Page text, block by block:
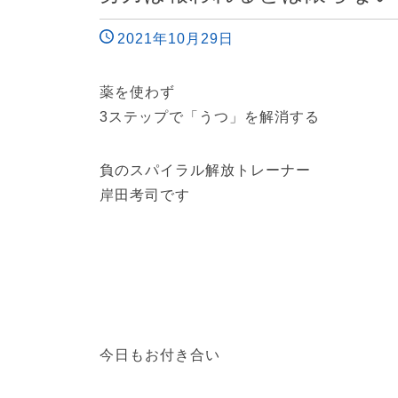
2021年10月29日
薬を使わず
3ステップで「うつ」を解消する
負のスパイラル解放トレーナー
岸田考司です
今日もお付き合い